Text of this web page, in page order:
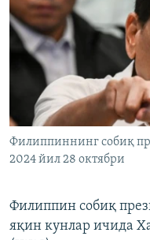
Филиппиннинг собиқ
2024 йил 28 октябри
Филиппин собиқ
яқин кунлар ичида